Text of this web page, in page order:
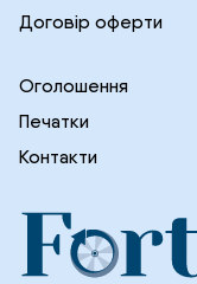
Договір оферти
Оголошення
Печатки
Контакти